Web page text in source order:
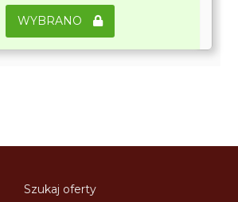
WYBRANO
Szukaj oferty